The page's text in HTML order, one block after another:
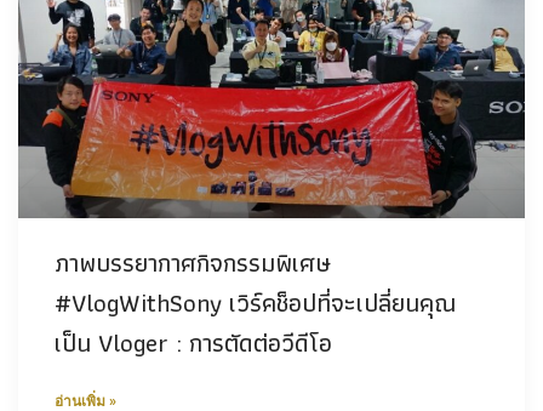
ภาพบรรยากาศกิจกรรมพิเศษ
#VlogWithSony เวิร์คช็อปที่จะเปลี่ยนคุณ
เป็น Vloger : การตัดต่อวีดีโอ
อ่านเพิ่ม »